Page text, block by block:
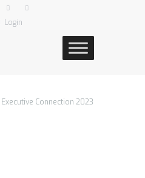
Login
Executive Connection 2023